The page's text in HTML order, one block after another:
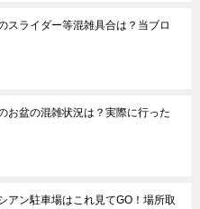
スライダー等混雑具合は？当ブロ
お盆の混雑状況は？実際に行った
アン駐車場はこれ見てGO！場所取